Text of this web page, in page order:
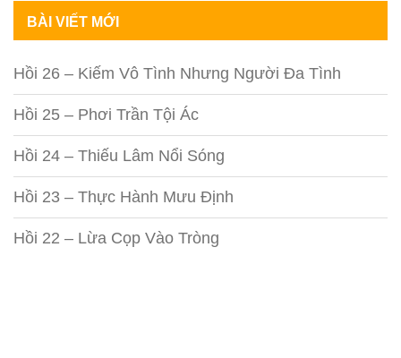
BÀI VIẾT MỚI
Hồi 26 – Kiếm Vô Tình Nhưng Người Đa Tình
Hồi 25 – Phơi Trần Tội Ác
Hồi 24 – Thiếu Lâm Nổi Sóng
Hồi 23 – Thực Hành Mưu Định
Hồi 22 – Lừa Cọp Vào Tròng